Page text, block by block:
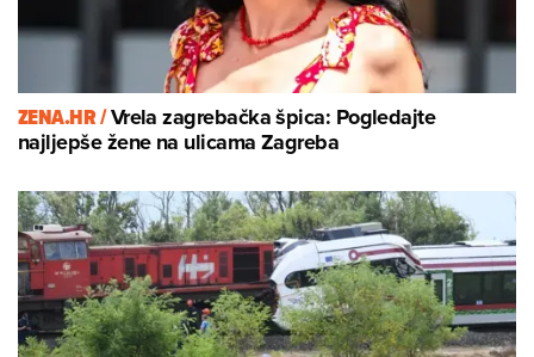
ZENA.HR /Vrela zagrebačka špica: Pogledajte
najljepše žene na ulicama Zagreba